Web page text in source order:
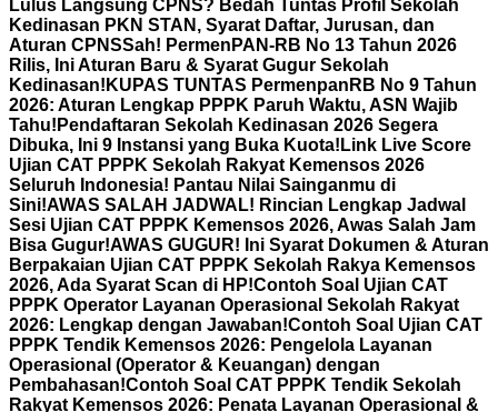
Lulus Langsung CPNS? Bedah Tuntas Profil Sekolah
Kedinasan PKN STAN, Syarat Daftar, Jurusan, dan
Aturan CPNSSah! PermenPAN-RB No 13 Tahun 2026
Rilis, Ini Aturan Baru & Syarat Gugur Sekolah
Kedinasan! KUPAS TUNTAS PermenpanRB No 9 Tahun
2026: Aturan Lengkap PPPK Paruh Waktu, ASN Wajib
Tahu! Pendaftaran Sekolah Kedinasan 2026 Segera
Dibuka, Ini 9 Instansi yang Buka Kuota! Link Live Score
Ujian CAT PPPK Sekolah Rakyat Kemensos 2026
Seluruh Indonesia! Pantau Nilai Sainganmu di
Sini!AWAS SALAH JADWAL! Rincian Lengkap Jadwal
Sesi Ujian CAT PPPK Kemensos 2026, Awas Salah Jam
Bisa Gugur!AWAS GUGUR! Ini Syarat Dokumen & Aturan
Berpakaian Ujian CAT PPPK Sekolah Rakya Kemensos
2026, Ada Syarat Scan di HP!Contoh Soal Ujian CAT
PPPK Operator Layanan Operasional Sekolah Rakyat
2026: Lengkap dengan Jawaban!Contoh Soal Ujian CAT
PPPK Tendik Kemensos 2026: Pengelola Layanan
Operasional (Operator & Keuangan) dengan
Pembahasan!Contoh Soal CAT PPPK Tendik Sekolah
Rakyat Kemensos 2026: Penata Layanan Operasional &